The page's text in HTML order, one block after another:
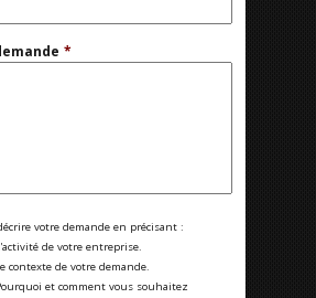
*
votre demande en précisant :
de votre entreprise.
contexte de votre demande.
et comment vous souhaitez